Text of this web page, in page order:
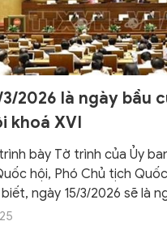
3/2026 là ngày bầu
khoá XVI
bày Tờ trình của Ủy
hội, Phó Chủ tịch
ngày 15/3/2026 sẽ là
khoá XVI và đại biểu